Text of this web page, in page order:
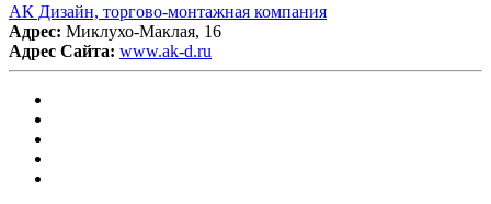
АК Дизайн, торгово-монтажная компания
Адрес: Миклухо-Маклая, 16
Адрес Сайта: www.ak-d.ru